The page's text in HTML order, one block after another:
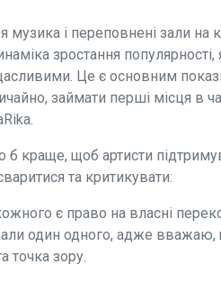
і переповнені зали на
зростання
Це є основним
займати перші місця в
б краще, щоб артисти
та критикувати:
є право на власні
один одного, адже вважаю,
точка зору.